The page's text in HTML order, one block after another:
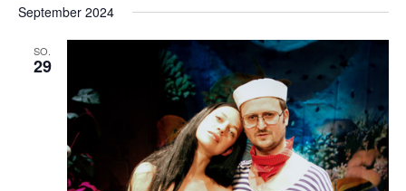
wählen.
September 2024
SO.
29